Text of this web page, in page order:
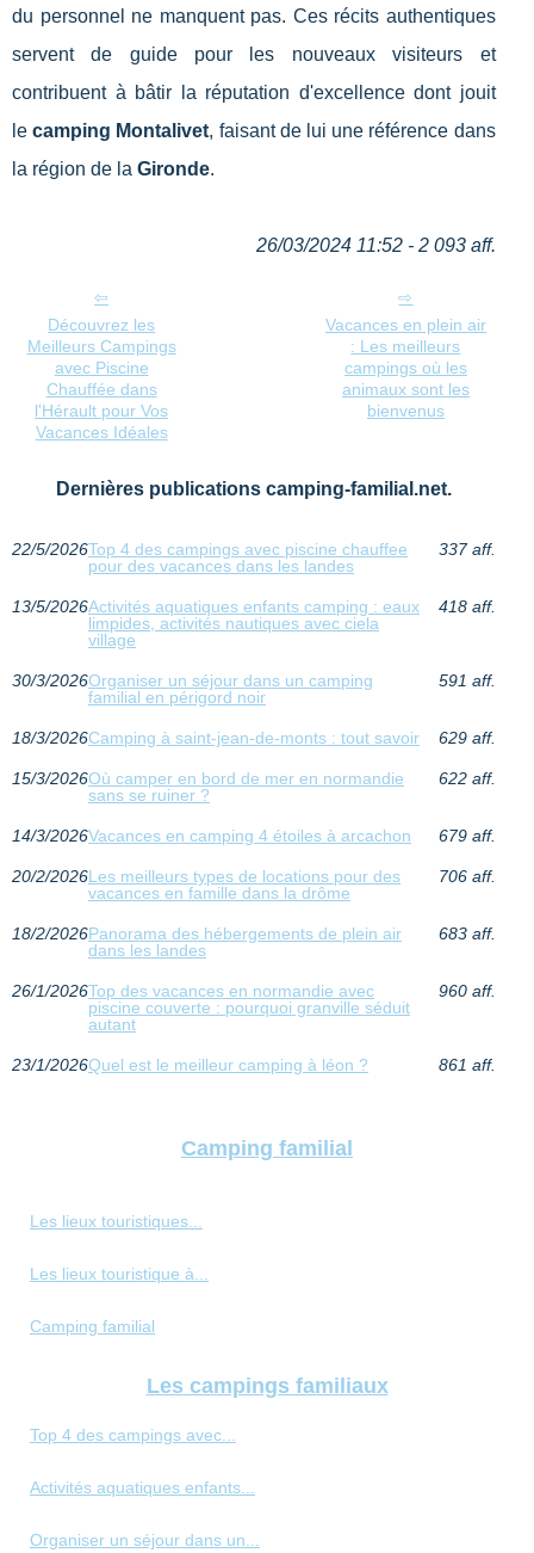
du personnel ne manquent pas. Ces récits authentiques
servent de guide pour les nouveaux visiteurs et
contribuent à bâtir la réputation d'excellence dont jouit
lecamping Montalivet, faisant de lui une référence dans
la région de la Gironde.
26/03/2024 11:52 - 2 093 aff.
Découvrez les
Meilleurs Campings
avec Piscine
Chauffée dans
l'Hérault pour Vos
Vacances Idéales
Vacances en plein air
: Les meilleurs
campings où les
animaux sont les
bienvenus
Dernières publications camping-familial.net.
22/5/2026Top 4 des campings avec piscine chauffee
pour des vacances dans les landes
337 aff.
13/5/2026Activités aquatiques enfants camping : eaux
limpides, activités nautiques avec ciela
village
418 aff.
30/3/2026Organiser un séjour dans un camping
familial en périgord noir
591 aff.
18/3/2026Camping à saint-jean-de-monts : tout savoir 629 aff.
15/3/2026Où camper en bord de mer en normandie
sans se ruiner ?
622 aff.
14/3/2026Vacances en camping 4 étoiles à arcachon 679 aff.
20/2/2026Les meilleurs types de locations pour des
vacances en famille dans la drôme
706 aff.
18/2/2026Panorama des hébergements de plein air
dans les landes
683 aff.
26/1/2026Top des vacances en normandie avec
piscine couverte : pourquoi granville séduit
autant
960 aff.
23/1/2026Quel est le meilleur camping à léon ? 861 aff.
Camping familial
Les lieux touristiques...
Les lieux touristique à...
Camping familial
Les campings familiaux
Top 4 des campings avec...
Activités aquatiques enfants...
Organiser un séjour dans un...